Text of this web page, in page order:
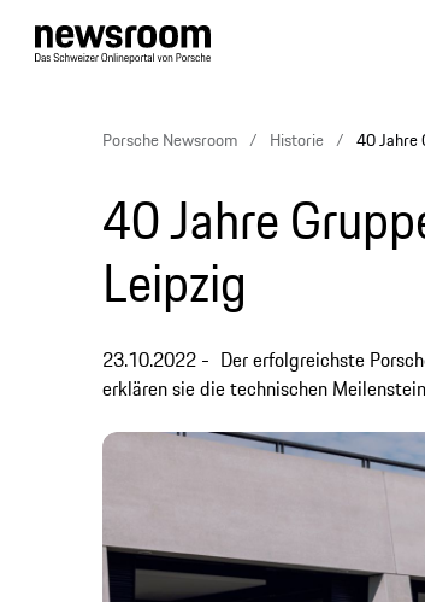
Porsche Newsroom Historie 40 Jahre
40 Jahre
Leipzig
23.10.2022
Der erfolgreichste
erklären sie die technischen